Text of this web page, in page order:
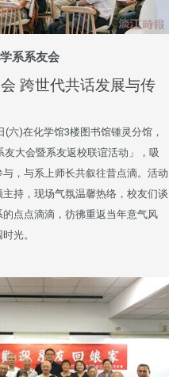
系系友会
跨世代共话发展与传
(六)在化学馆3楼图书馆锺灵分馆，
友大会暨系友返校联谊活动」，吸
，与系上师长共叙往昔点滴。活动
持，现场气氛温馨热络，校友们谈
点点滴滴，彷彿重返当年意气风
光。